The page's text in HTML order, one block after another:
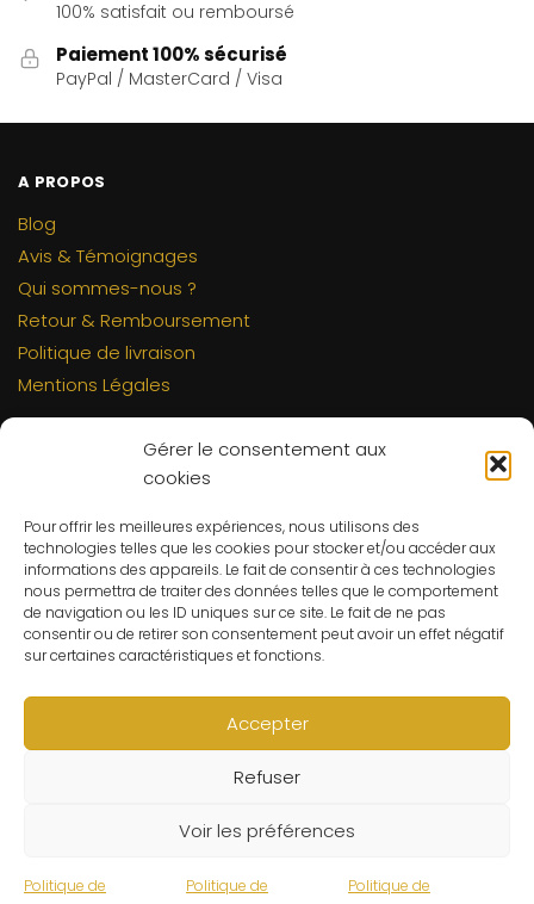
Gérer le consentement aux
cookies
Pour offrir les meilleures expériences, nous utilisons des
technologies telles que les cookies pour stocker et/ou accéder aux
informations des appareils. Le fait de consentir à ces technologies
nous permettra de traiter des données telles que le comportement
de navigation ou les ID uniques sur ce site. Le fait de ne pas
consentir ou de retirer son consentement peut avoir un effet négatif
sur certaines caractéristiques et fonctions.
Accepter
Refuser
Voir les préférences
Politique de Politique de Politique de
100% satisfait ou remboursé
Paiement 100% sécurisé
PayPal / MasterCard / Visa
A PROPOS
Blog
Avis & Témoignages
Qui sommes-nous ?
Retour & Remboursement
Politique de livraison
Mentions Légales
Contact
C.G.V
Suivre ma commande
CONTACT
Un problème ? Une question ? Le Refuge du Sorcier™ est
à votre disposition 7j/7 et 24h/24.
Notre règle d’or ? Un client 100% satisfait.
© Le Refuge du Sorcier™